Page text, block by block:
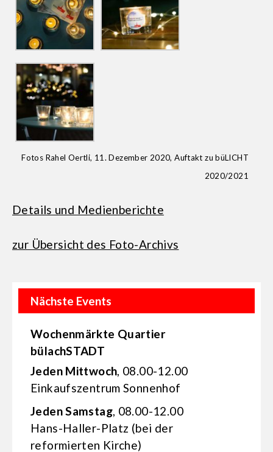
Fotos Rahel Oertli, 11. Dezember 2020, Auftakt zu büLICHT
2020/2021
Details und Medienberichte
zur Übersicht des Foto-Archivs
Nächste Events
Wochenmärkte Quartier
bülachSTADT
Jeden Mittwoch, 08.00-12.00
Einkaufs­zentrum Sonnenhof
Jeden Samstag, 08.00-12.00
Hans-Haller-Platz (bei der
reformierten Kirche)